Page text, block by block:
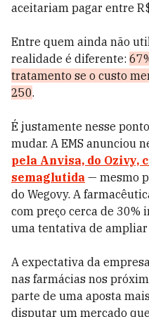
aceitariam pagar entre
Entre quem ainda não
realidade é diferente:
tratamento se o custo
250.
É justamente nesse
mudar. A EMS anunciou
pela Anvisa, do Ozivy,
semaglutida — mesmo
do Wegovy. A
com preço cerca de 30%
uma tentativa de ampliar
A expectativa da
nas farmácias nos
parte de uma aposta
disputar um mercado